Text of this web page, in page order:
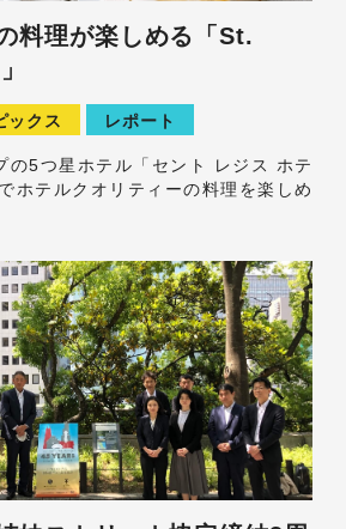
料理が楽しめる「St.
ックス レポート
の5つ星ホテル「セント レジス ホテ
ホテルクオリティーの料理を楽しめ